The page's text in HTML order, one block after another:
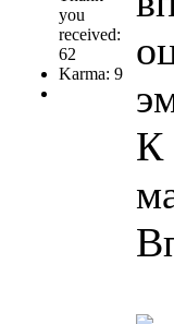
you
received:
62
Karma: 9
К